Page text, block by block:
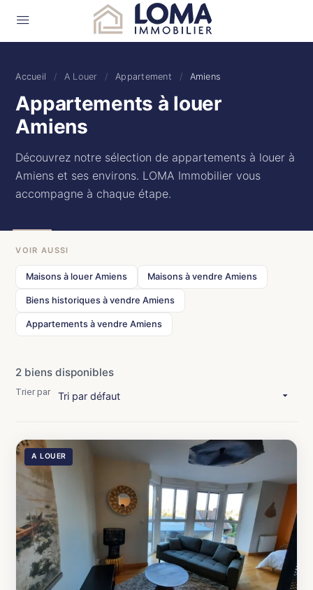
Accueil / A Louer / Appartement / Amiens
Appartements à louer
Amiens
Découvrez notre sélection de appartements à louer à
Amiens et ses environs. LOMA Immobilier vous
accompagne à chaque étape.
VOIR AUSSI
Maisons à louer Amiens Maisons à vendre Amiens
Biens historiques à vendre Amiens
Appartements à vendre Amiens
2 biens disponibles
Trier par
A LOUER